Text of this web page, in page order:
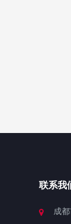
联系我
成